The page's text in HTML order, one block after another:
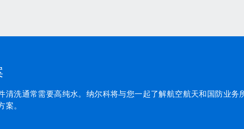
清洗通常需要高纯水。纳尔科将与您一起了解航空航天和国防业务
案。